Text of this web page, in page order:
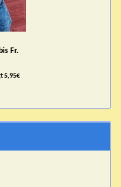
Fr.
5,95€